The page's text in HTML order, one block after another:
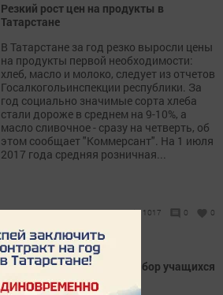
Резкий рост цен на продукты в
Татарстане
В Татарстане за год резко выросли цены
на продукты первой необходимости:
хлеб, масло и молоко, следует из отчетов
Госалкогольинспекции республики. За
год социально значимые сорта хлеба
стали дороже в среднем на 9-10%, а
масло сливочное - сразу на четверть, об
этом сообщает "Коммерсант". На 1 июля
2017 года средняя розничная...
1017 0 0
"Алтын алка" объявляет набор учащихся